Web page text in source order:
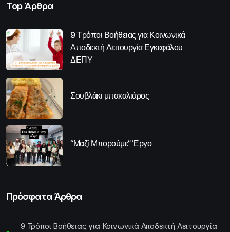
Top Άρθρα
9 Τρόποι Βοήθειας για Κοινωνικά
Αποδεκτή Λειτουργία Εγκεφάλου
ΔΕΠΥ
Σουβλάκι μπακαλιάρος
“Μαζί Μπορούμε” Έργο
Πρόσφατα Άρθρα
9 Τρόποι Βοήθειας για Κοινωνικά Αποδεκτή Λειτουργία